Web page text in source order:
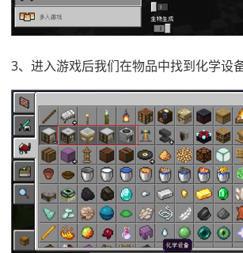
3、进入游戏后我们在物品中找到化学设备